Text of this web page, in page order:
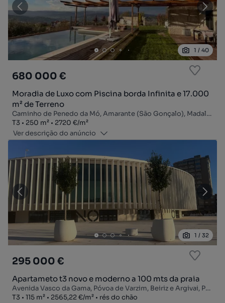
1 / 40
680 000 €
Moradia de Luxo com Piscina borda Infinita e 17.000
m² de Terreno
Caminho de Penedo da Mó, Amarante (São Gonçalo), Madalena, Cepelos e Gatão, Amarante, Porto
Tipologia
T3
Zona250 m²
Preço por metro quadrado
2720 €/m²
Ver descrição do anúncio
1 / 32
295 000 €
Apartameto t3 novo e moderno a 100 mts da praia
Avenida Vasco da Gama, Póvoa de Varzim, Beiriz e Argivai, Póvoa de Varzim, Porto
Tipologia
T3
Zona115 m²
Preço por metro quadrado
2565,22 €/m²
Andar
rés do chão